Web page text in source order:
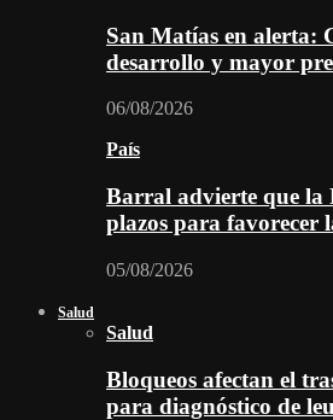
San Matías en alerta:
desarrollo y mayor
06/08/2026
País
Barral advierte que la
plazos para
05/08/2026
Salud
Salud
Bloqueos afectan el
para diagnóstico de